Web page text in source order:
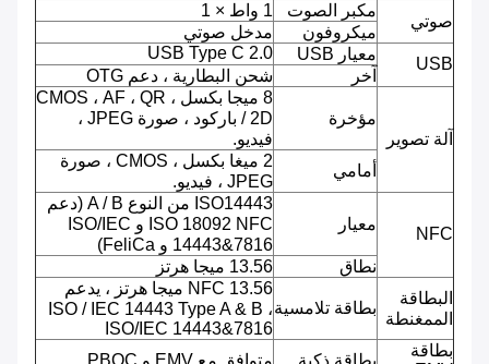
صوتي
مكبر الصوت
1 واط × 1
ميكروفون
مدخل صوتي
USB
معيار USB
USB Type C 2.0
آخر
شحن البطارية ، دعم OTG
آلة تصوير
مؤخرة
8 ميجا بكسل ، CMOS ، AF ، QR
/ 2D باركود ، صورة JPEG ،
فيديو.
أمامي
2 ميغا بكسل ، CMOS ، صورة
JPEG ، فيديو.
NFC
معيار
ISO14443 من النوع A / B (دعم
ISO 18092 NFC و ISO/IEC
14443&7816 و FeliCa)
نطاق
13.56 ميجا هرتز
البطاقة
الممغنطة
بطاقة تلامسية
NFC 13.56 ميجا هرتز ، يدعم
ISO / IEC 14443 Type A & B ،
ISO/IEC 14443&7816
بطاقة